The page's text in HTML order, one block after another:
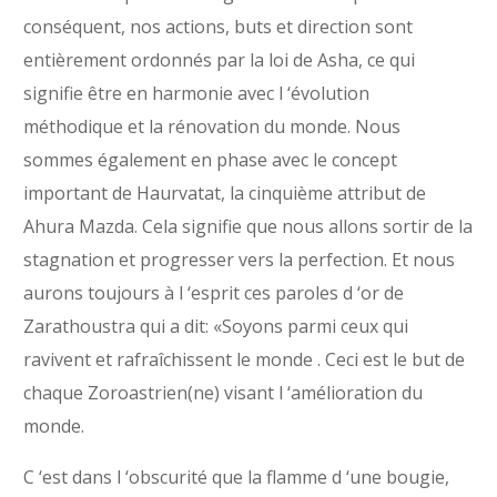
conséquent, nos actions, buts et direction sont
entièrement ordonnés par la loi de Asha, ce qui
signifie être en harmonie avec l ‘évolution
méthodique et la rénovation du monde. Nous
sommes également en phase avec le concept
important de Haurvatat, la cinquième attribut de
Ahura Mazda. Cela signifie que nous allons sortir de la
stagnation et progresser vers la perfection. Et nous
aurons toujours à l ‘esprit ces paroles d ‘or de
Zarathoustra qui a dit: «Soyons parmi ceux qui
ravivent et rafraîchissent le monde . Ceci est le but de
chaque Zoroastrien(ne) visant l ‘amélioration du
monde.
C ‘est dans l ‘obscurité que la flamme d ‘une bougie,